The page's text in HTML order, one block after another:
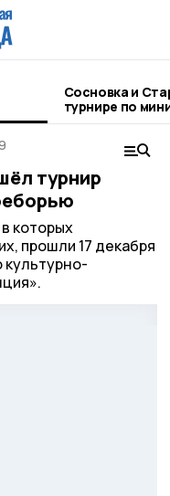
Сосновка и
турнире по
турнир
которых
прошли 17 декабря
культурно-